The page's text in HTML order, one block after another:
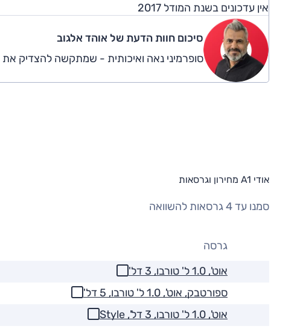
אין עדכונים בשנת המודל 2017
סיכום חוות הדעת של אוהד אלגוב
סופרמיני נאה ואיכותית - שמתקשה להצדיק
אודי A1 מחירון וגרסאות
סמנו עד 4 גרסאות להשוואה
גרסה
אוט', 1.0 ל' טורבו, 3 דל'
ספורטבק, אוט', 1.0 ל' טורבו, 5 דל'
אוט', 1.0 ל' טורבו, 3 דל', Style